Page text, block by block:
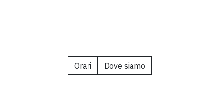
Orari Dove siamo